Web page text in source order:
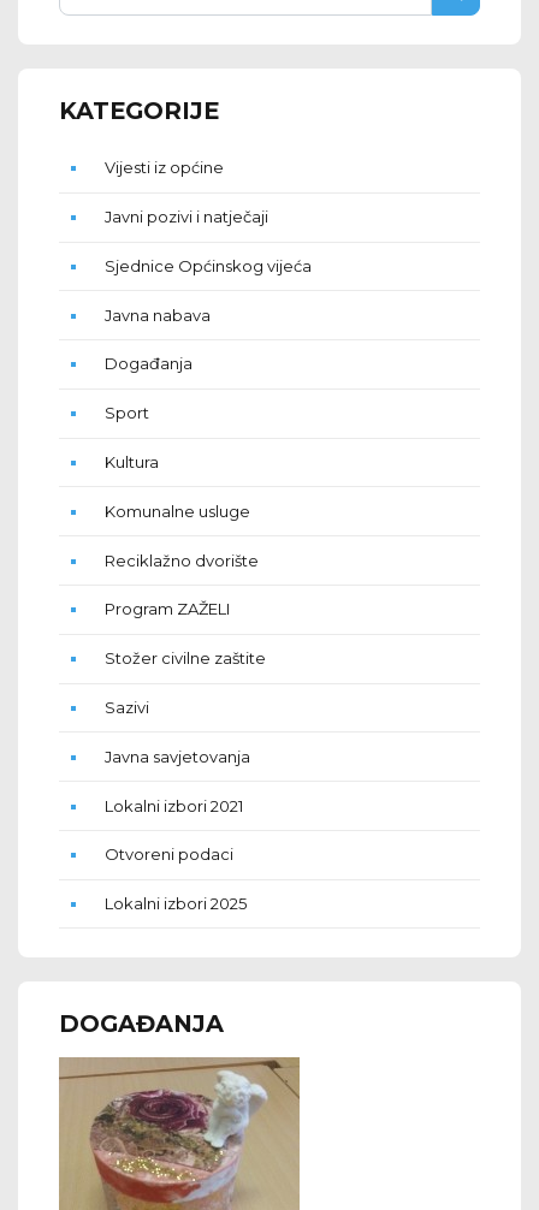
KATEGORIJE
Vijesti iz općine
Javni pozivi i natječaji
Sjednice Općinskog vijeća
Javna nabava
Događanja
Sport
Kultura
Komunalne usluge
Reciklažno dvorište
Program ZAŽELI
Stožer civilne zaštite
Sazivi
Javna savjetovanja
Lokalni izbori 2021
Otvoreni podaci
Lokalni izbori 2025
DOGAĐANJA